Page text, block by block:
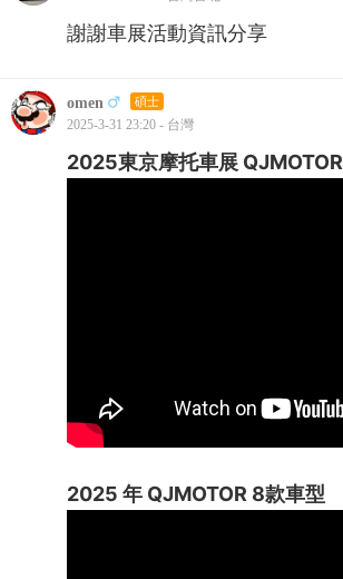
謝謝車展活動資訊分享
omen 碩士
2025-3-31 23:20 - 台灣
2025東京摩托車展 QJMOTOR
2025 年 QJMOTOR 8款車型